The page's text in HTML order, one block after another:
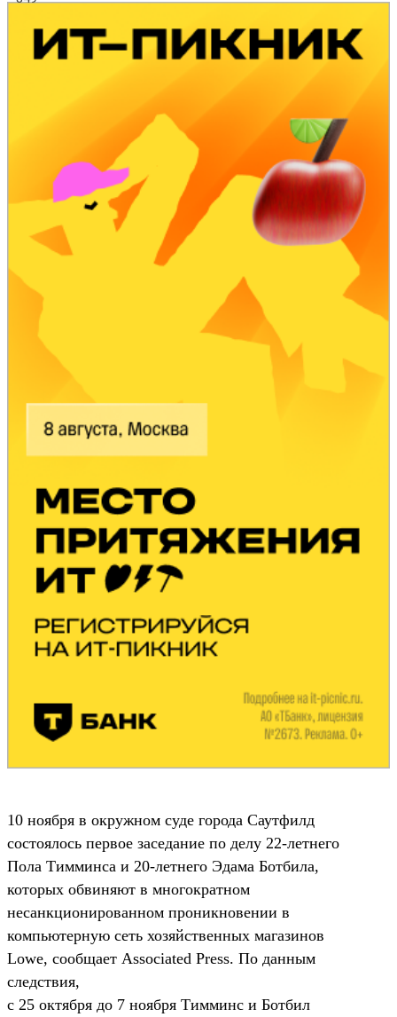
10 ноября в окружном суде города Саутфилд
состоялось первое заседание по делу 22-летнего
Пола Тимминса и 20-летнего Эдама Ботбила,
которых обвиняют в многократном
несанкционированном проникновении в
компьютерную сеть хозяйственных магазинов
Lowe, сообщает Associated Press. По данным
следствия,
с 25 октября до 7 ноября Тимминс и Ботбил